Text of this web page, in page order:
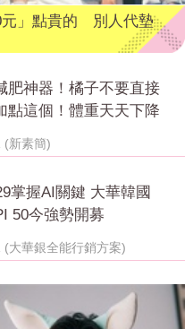
元」點貴的 別人代墊
肥神器！橘子不要直接
點這個！體重天天下降
(新素簡)
掌握AI關鍵 大華韓國
50今強勢開募
(大華銀全能行銷方案)